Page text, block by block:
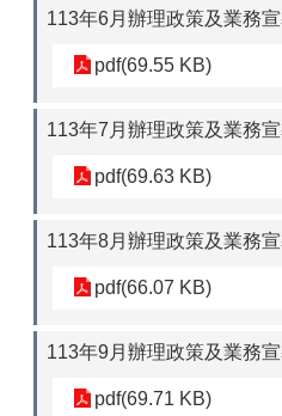
113年6月辦理政策及業務
pdf(69.55 KB)
113年7月辦理政策及業務
pdf(69.63 KB)
113年8月辦理政策及業務
pdf(66.07 KB)
113年9月辦理政策及業務
pdf(69.71 KB)